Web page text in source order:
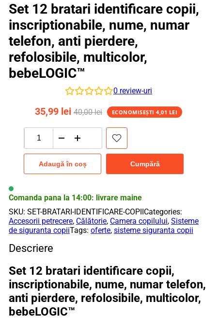
Set 12 bratari identificare copii,
inscriptionabile, nume, numar
telefon, anti pierdere,
refolosibile, multicolor,
bebeLOGIC™
0 review-uri
35,99 lei 40,00lei ECONOMISEȘTI4,01 LEI
Cantitate
Set
inscriptionabile,
nume,
numar
telefon,
anti
pierdere,
refolosibile,
bebeLOGIC™
Adaugă în coș Cumpără
Comanda pana la 14:00: livrare maine
SKU: SET-BRATARI-IDENTIFICARE-COPIICategories:
Accesorii petrecere, Călătorie, Camera copilului, Sisteme
de siguranta copiiTags: oferte, sisteme siguranta copii
Descriere
Set 12 bratari identificare copii,
inscriptionabile, nume, numar telefon,
anti pierdere, refolosibile, multicolor,
bebeLOGIC™